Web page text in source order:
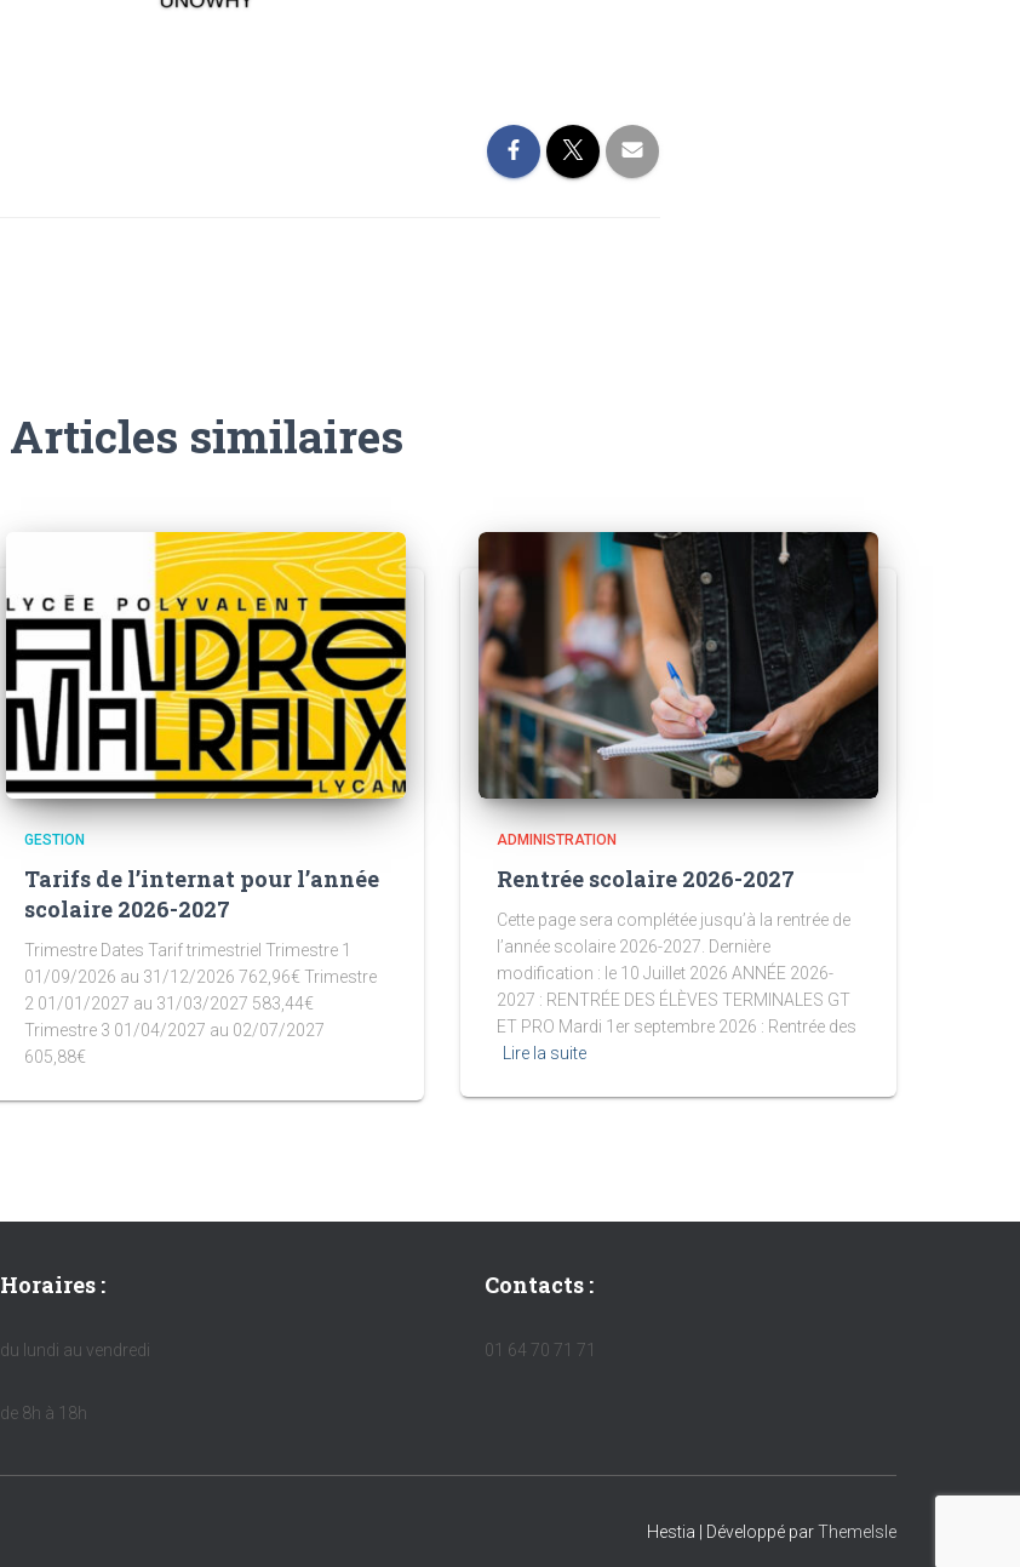
Articles similaires
GESTION
Tarifs de l’internat pour l’année
scolaire 2026-2027
Trimestre Dates Tarif trimestriel Trimestre 1
01/09/2026 au 31/12/2026 762,96€ Trimestre
2 01/01/2027 au 31/03/2027 583,44€
Trimestre 3 01/04/2027 au 02/07/2027
605,88€
ADMINISTRATION
Rentrée scolaire 2026-2027
Cette page sera complétée jusqu’à la rentrée de
l’année scolaire 2026-2027. Dernière
modification : le 10 Juillet 2026 ANNÉE 2026-
2027 : RENTRÉE DES ÉLÈVES TERMINALES GT
ET PRO Mardi 1er septembre 2026 : Rentrée des
Lire la suite
Horaires :
du lundi au vendredi
de 8h à 18h
Contacts :
01 64 70 71 71
Hestia | Développé parThemeIsle